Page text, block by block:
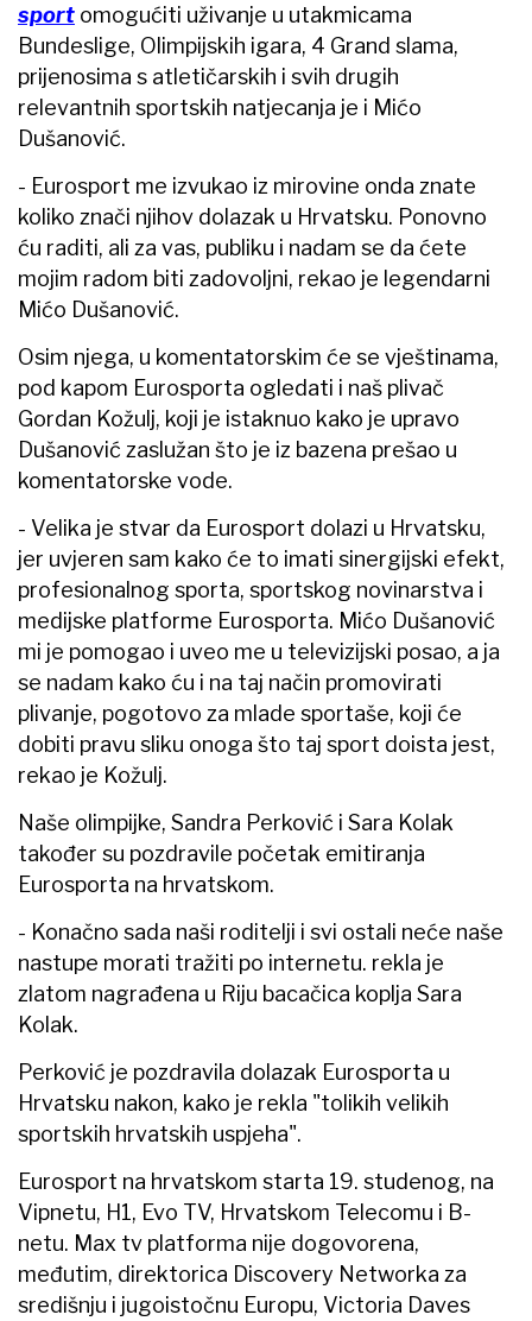
sport omogućiti uživanje u utakmicama
Bundeslige, Olimpijskih igara, 4 Grand slama,
prijenosima s atletičarskih i svih drugih
relevantnih sportskih natjecanja je i Mićo
Dušanović.
- Eurosport me izvukao iz mirovine onda znate
koliko znači njihov dolazak u Hrvatsku. Ponovno
ću raditi, ali za vas, publiku i nadam se da ćete
mojim radom biti zadovoljni, rekao je legendarni
Mićo Dušanović.
Osim njega, u komentatorskim će se vještinama,
pod kapom Eurosporta ogledati i naš plivač
Gordan Kožulj, koji je istaknuo kako je upravo
Dušanović zaslužan što je iz bazena prešao u
komentatorske vode.
- Velika je stvar da Eurosport dolazi u Hrvatsku,
jer uvjeren sam kako će to imati sinergijski efekt,
profesionalnog sporta, sportskog novinarstva i
medijske platforme Eurosporta. Mićo Dušanović
mi je pomogao i uveo me u televizijski posao, a ja
se nadam kako ću i na taj način promovirati
plivanje, pogotovo za mlade sportaše, koji će
dobiti pravu sliku onoga što taj sport doista jest,
rekao je Kožulj.
Naše olimpijke, Sandra Perković i Sara Kolak
također su pozdravile početak emitiranja
Eurosporta na hrvatskom.
- Konačno sada naši roditelji i svi ostali neće naše
nastupe morati tražiti po internetu. rekla je
zlatom nagrađena u Riju bacačica koplja Sara
Kolak.
Perković je pozdravila dolazak Eurosporta u
Hrvatsku nakon, kako je rekla "tolikih velikih
sportskih hrvatskih uspjeha".
Eurosport na hrvatskom starta 19. studenog, na
Vipnetu, H1, Evo TV, Hrvatskom Telecomu i B-
netu. Max tv platforma nije dogovorena,
međutim, direktorica Discovery Networka za
središnju i jugoistočnu Europu, Victoria Daves